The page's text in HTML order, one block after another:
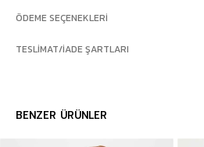
ÖDEME SEÇENEKLERI
TESLIMAT/İADE ŞARTLARI
BENZER ÜRÜNLER